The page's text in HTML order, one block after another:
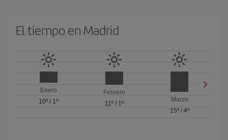
El tiempo en Madrid
Enero
10º / 1º
Febrero
11º/ 1º
Marzo
15º/ 4º